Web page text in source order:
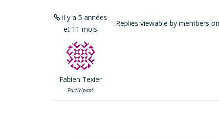
il y a 5 années
et 11 mois
Fabien Texier
Participant
Replies viewable by members